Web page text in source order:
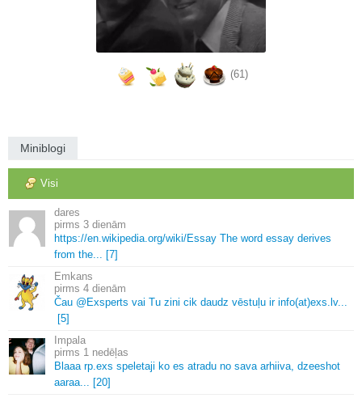
(61)
Miniblogi
Visi
dares
3 dienām
https://en. wikipedia. org/wiki/Essay The word essay derives
from the.
[7]
Emkans
4 dienām
Čau @Exsperts vai Tu zini cik daudz vēstuļu ir info(at)exs. lv.
[5]
Impala
1 nedēļas
Blaaa rp. exs speletaji ko es atradu no sava arhiiva, dzeeshot
aaraa.
[20]